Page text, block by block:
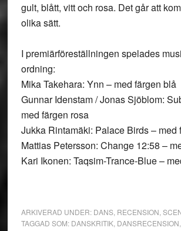
gult, blått, vitt och rosa. Det går att
olika sätt.
I premiärföreställningen spelades
ordning:
Mika Takehara: Ynn – med färgen blå
Gunnar Idenstam / Jonas Sjöblom:
med färgen rosa
Jukka Rintamäki: Palace Birds – med
Mattias Petersson: Change 12:58 –
Kari Ikonen: Taqsim-Trance-Blue –
ARKIVERAD UNDER: DANS, RECENSION
TAGGAD SOM: DANSKRITIK, DANSRECENSION